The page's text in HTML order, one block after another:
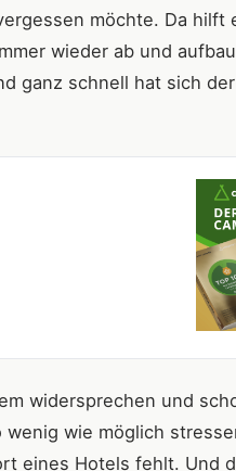
möchte. Da hilft
wieder ab und
ganz schnell hat sich
widersprechen und
wie möglich
eines Hotels fehlt. Und